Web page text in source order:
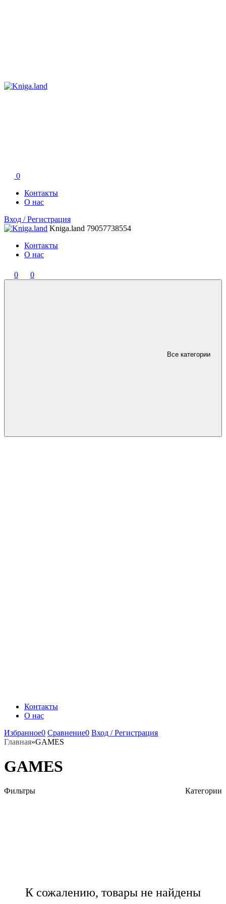
0
Контакты
О нас
Вход / Регистрация
Kniga.land 79057738554
Контакты
О нас
0 0
Все категории
Контакты
О нас
Избранное0 Сравнение0 Вход / Регистрация
Главная»GAMES
GAMES
Фильтры Категории
К сожалению, товары не найдены